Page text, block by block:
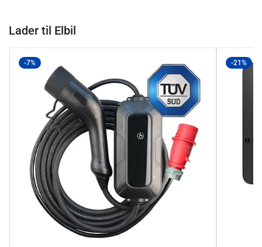
Lader til Elbil
-7% -21%